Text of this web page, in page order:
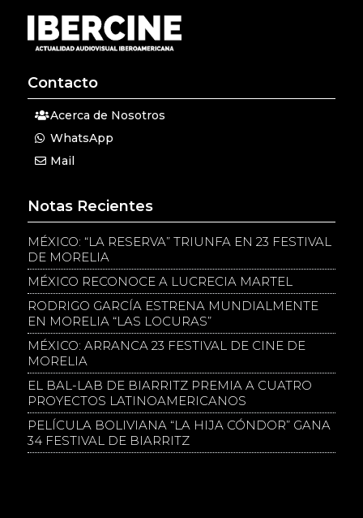
Contacto
Acerca de Nosotros
WhatsApp
Mail
Notas Recientes
MÉXICO: “LA RESERVA” TRIUNFA EN 23 FESTIVAL
DE MORELIA
MÉXICO RECONOCE A LUCRECIA MARTEL
RODRIGO GARCÍA ESTRENA MUNDIALMENTE
EN MORELIA “LAS LOCURAS”
MÉXICO: ARRANCA 23 FESTIVAL DE CINE DE
MORELIA
EL BAL-LAB DE BIARRITZ PREMIA A CUATRO
PROYECTOS LATINOAMERICANOS
PELÍCULA BOLIVIANA “LA HIJA CÓNDOR” GANA
34 FESTIVAL DE BIARRITZ